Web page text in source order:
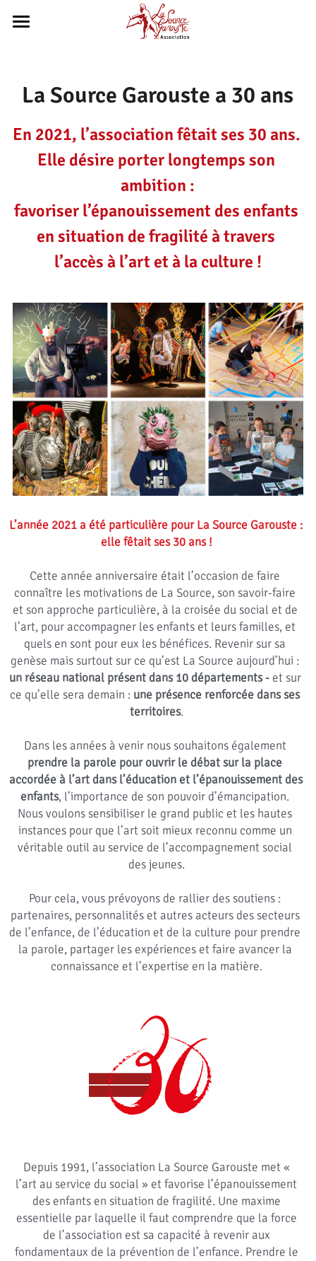
Artistes et ateliers
Nous soutenir
Achat d'oeuvres
Contacts
Rechercher
FAIRE UN DON
La Source Garouste a 30 ans
En 2021, l’association fêtait ses 30 ans.
Elle désire porter longtemps son
ambition :
favoriser l’épanouissement des enfants
en situation de fragilité à travers
l’accès à l’art et à la culture !
L’année 2021 a été particulière pour La Source Garouste :
elle fêtait ses 30 ans !
Cette année anniversaire était l’occasion de faire
connaître les motivations de La Source, son savoir-faire
et son approche particulière, à la croisée du social et de
l’art, pour accompagner les enfants et leurs familles, et
quels en sont pour eux les bénéfices. Revenir sur sa
un réseau national présent dans 10 départements - et sur
ce qu’elle sera demain : une présence renforcée dans ses
territoires.
Dans les années à venir nous souhaitons également
prendre la parole pour ouvrir le débat sur la place
accordée à l’art dans l’éducation et l’épanouissement des
enfants, l’importance de son pouvoir d’émancipation.
Nous voulons sensibiliser le grand public et les hautes
instances pour que l’art soit mieux reconnu comme un
véritable outil au service de l’accompagnement social
des jeunes.
Pour cela, vous prévoyons de rallier des soutiens :
partenaires, personnalités et autres acteurs des secteurs
de l’enfance, de l’éducation et de la culture pour prendre
la parole, partager les expériences et faire avancer la
connaissance et l’expertise en la matière.
Depuis 1991, l’association La Source Garouste met «
l’art au service du social » et favorise l’épanouissement
des enfants en situation de fragilité. Une maxime
essentielle par laquelle il faut comprendre que la force
de l’association est sa capacité à revenir aux
fondamentaux de la prévention de l’enfance. Prendre le